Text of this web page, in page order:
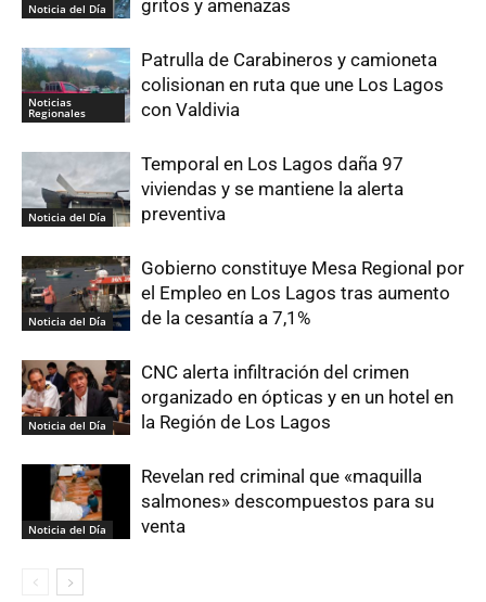
Noticia del Día gritos y amenazas
Noticias
Regionales
Patrulla de Carabineros y camioneta
colisionan en ruta que une Los Lagos
con Valdivia
Noticia del Día
Temporal en Los Lagos daña 97
viviendas y se mantiene la alerta
preventiva
Noticia del Día
Gobierno constituye Mesa Regional por
el Empleo en Los Lagos tras aumento
de la cesantía a 7,1%
Noticia del Día
CNC alerta infiltración del crimen
organizado en ópticas y en un hotel en
la Región de Los Lagos
Noticia del Día
Revelan red criminal que «maquilla
salmones» descompuestos para su
venta